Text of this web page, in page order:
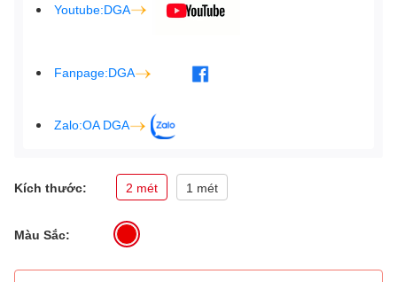
Youtube:DGA
Fanpage:DGA
Zalo:OA DGA
Kích thước: 2 mét 1 mét
Màu Sắc: